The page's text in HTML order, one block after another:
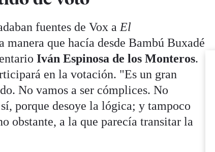
fuentes de Vox aEl
manera que hacía desde Bambú Buxadé
Iván Espinosa de los Monteros.
en la votación. "Es un gran
No vamos a ser cómplices. No
porque desoye la lógica; y tampoco
obstante, a la que parecía transitar la